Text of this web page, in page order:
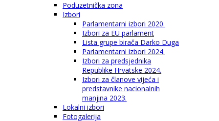
Poduzetnička zona
Izbori
Parlamentarni izbori 2020.
Izbori za EU parlament
Lista grupe birača Darko Duga
Parlamentarni izbori 2024.
Izbori za predsjednika
Republike Hrvatske 2024.
Izbori za članove vijeća i
predstavnike nacionalnih
manjina 2023.
Lokalni izbori
Fotogalerija